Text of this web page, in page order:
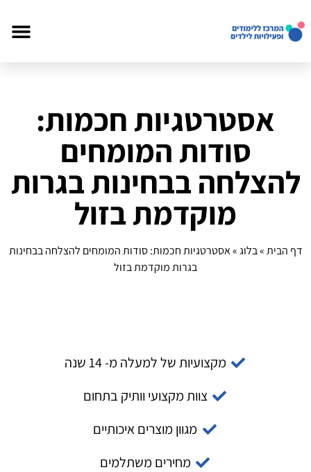
אסטרטגיות חכמות:
סודות המומחים
להצלחה בבחינות בגרות
מוקדמת בזול
דף הבית»בלוג»אסטרטגיות חכמות: סודות המומחים להצלחה בבחינות
בגרות מוקדמת בזול
מקצועיות של למעלה מ- 14 שנה
צוות מקצועי וותיק בתחום
מגוון מוצרים איכותיים
מחירים משתלמים